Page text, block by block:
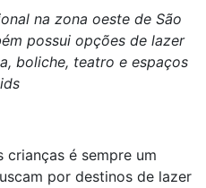
na zona oeste de São
possui opções de lazer
boliche, teatro e espaços
é sempre um
por destinos de lazer